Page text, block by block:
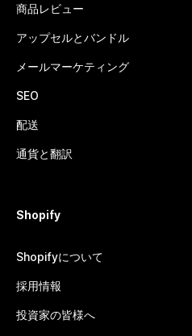
商品レビュー
アップセルとバンドル
メールマーケティング
SEO
配送
通貨と翻訳
Shopify
Shopifyについて
採用情報
投資家の皆様へ